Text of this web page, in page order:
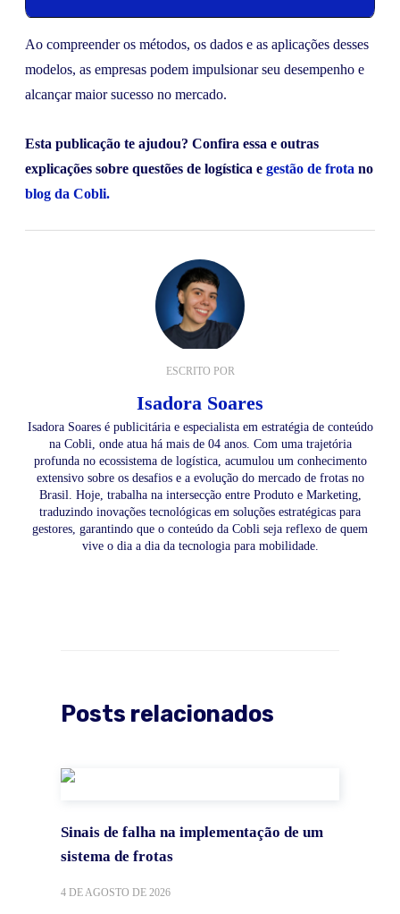
Ao compreender os métodos, os dados e as aplicações desses
modelos, as empresas podem impulsionar seu desempenho e
alcançar maior sucesso no mercado.
Esta publicação te ajudou? Confira essa e outras
explicações sobre questões de logística e gestão de frota no
blog da Cobli.
ESCRITO POR
Isadora Soares
Isadora Soares é publicitária e especialista em estratégia de conteúdo
na Cobli, onde atua há mais de 04 anos. Com uma trajetória
profunda no ecossistema de logística, acumulou um conhecimento
extensivo sobre os desafios e a evolução do mercado de frotas no
Brasil. Hoje, trabalha na intersecção entre Produto e Marketing,
traduzindo inovações tecnológicas em soluções estratégicas para
gestores, garantindo que o conteúdo da Cobli seja reflexo de quem
vive o dia a dia da tecnologia para mobilidade.
Posts relacionados
Sinais de falha na implementação de um
sistema de frotas
4 DE AGOSTO DE 2026